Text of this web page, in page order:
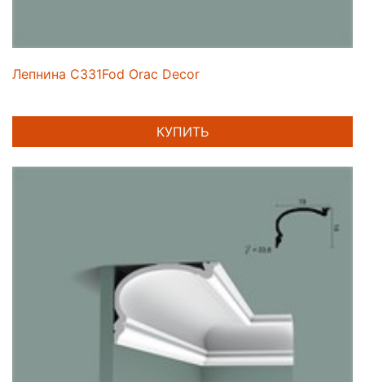
Лепнина C331Fod Orac Decor
КУПИТЬ